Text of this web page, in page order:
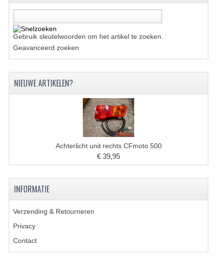
REM SYSTEEM
SCHOKBREKERS
WIEL OPHANGING
WIELEN EN BANDEN
ACCESSOIRES
GEREEDSCHAP
Gebruik sleutelwoorden om het artikel te zoeken.
Geavanceerd zoeken
NIEUWE ARTIKELEN?
Achterlicht unit rechts CFmoto 500
€ 39,95
INFORMATIE
Verzending & Retourneren
Privacy
Contact